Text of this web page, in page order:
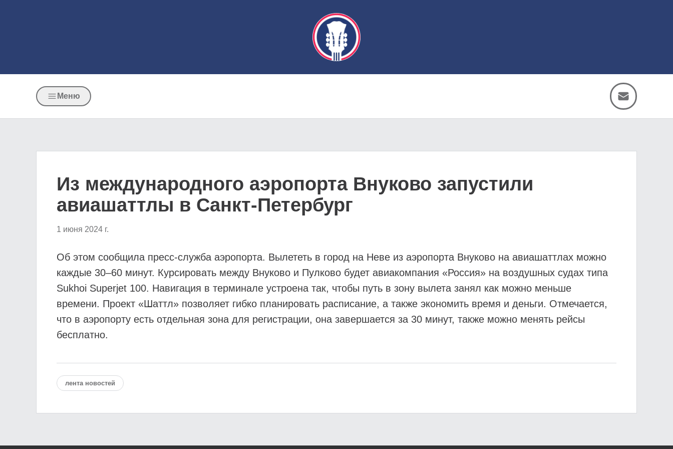
Меню
Из международного аэропорта Внуково запустили
авиашаттлы в Санкт-Петербург
1 июня 2024 г.
Об этом сообщила пресс-служба аэропорта. Вылететь в город на Неве из аэропорта Внуково на авиашаттлах можно
каждые 30–60 минут. Курсировать между Внуково и Пулково будет авиакомпания «Россия» на воздушных судах типа
Sukhoi Superjet 100. Навигация в терминале устроена так, чтобы путь в зону вылета занял как можно меньше
времени. Проект «Шаттл» позволяет гибко планировать расписание, а также экономить время и деньги. Отмечается,
что в аэропорту есть отдельная зона для регистрации, она завершается за 30 минут, также можно менять рейсы
бесплатно.
лента новостей